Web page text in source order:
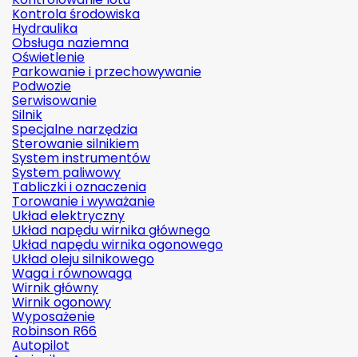
Kontrola środowiska
Hydraulika
Obsługa naziemna
Oświetlenie
Parkowanie i przechowywanie
Podwozie
Serwisowanie
Silnik
Specjalne narzędzia
Sterowanie silnikiem
System instrumentów
System paliwowy
Tabliczki i oznaczenia
Torowanie i wyważanie
Układ elektryczny
Układ napędu wirnika głównego
Układ napędu wirnika ogonowego
Układ oleju silnikowego
Waga i równowaga
Wirnik główny
Wirnik ogonowy
Wyposażenie
Robinson R66
Autopilot